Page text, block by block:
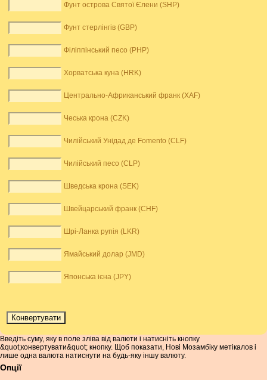
Фунт острова Святої Єлени (SHP)
Фунт стерлінгів (GBP)
Філіппінський песо (PHP)
Хорватська куна (HRK)
Центрально-Африканський франк (XAF)
Чеська крона (CZK)
Чилійський Унідад де Fomento (CLF)
Чилійський песо (CLP)
Шведська крона (SEK)
Швейцарський франк (CHF)
Шрі-Ланка рупія (LKR)
Ямайський долар (JMD)
Японська ієна (JPY)
Введіть суму, яку в поле зліва від валюти і натисніть кнопку
&quot;конвертувати&quot; кнопку. Щоб показати, Нові Мозамбіку метікалов і
лише одна валюта натиснути на будь-яку іншу валюту.
Опції